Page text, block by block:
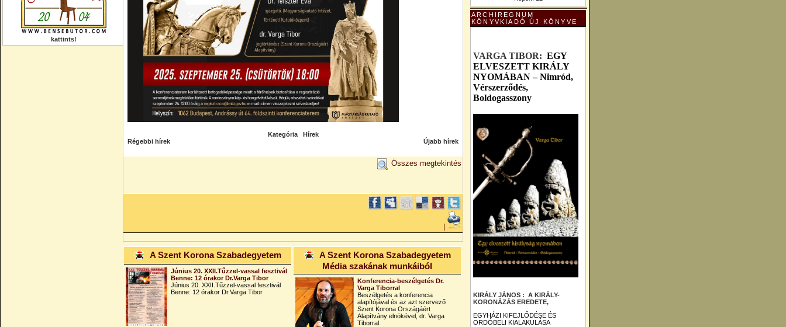
kattints!
Kategória
Hírek
Régebbi hírek
Újabb hírek
Összes megtekintés
A Szent Korona Szabadegyetem
Június 20. XXII.Tűzzel-vassal fesztivál
Benne: 12 órakor Dr.Varga Tibor
Június 20. XXII.Tűzzel-vassal fesztivál
Benne: 12 órakor Dr.Varga Tibor
A Szent Korona Szabadegyetem
Média szakának munkáiból
Konferencia-beszélgetés Dr.
Varga Tiborral
Beszélgetés a konferencia
alapítójával és az azt szervező
Szent Korona Országáért
Alapítvány elnökével, dr. Varga
Tiborral.
ARCHIREGNUM
KÖNYVKIADÓ ÚJ KÖNYVE
VARGA TIBOR: EGY
ELVESZETT KIRÁLY
NYOMÁBAN – Nimród,
Vérszerződés,
Boldogasszony
KIRÁLY JÁNOS : A KIRÁLY-
KORONÁZÁS EREDETE,
EGYHÁZI KIFEJLŐDÉSE ÉS
ORDÓBELI KIALAKULÁSA